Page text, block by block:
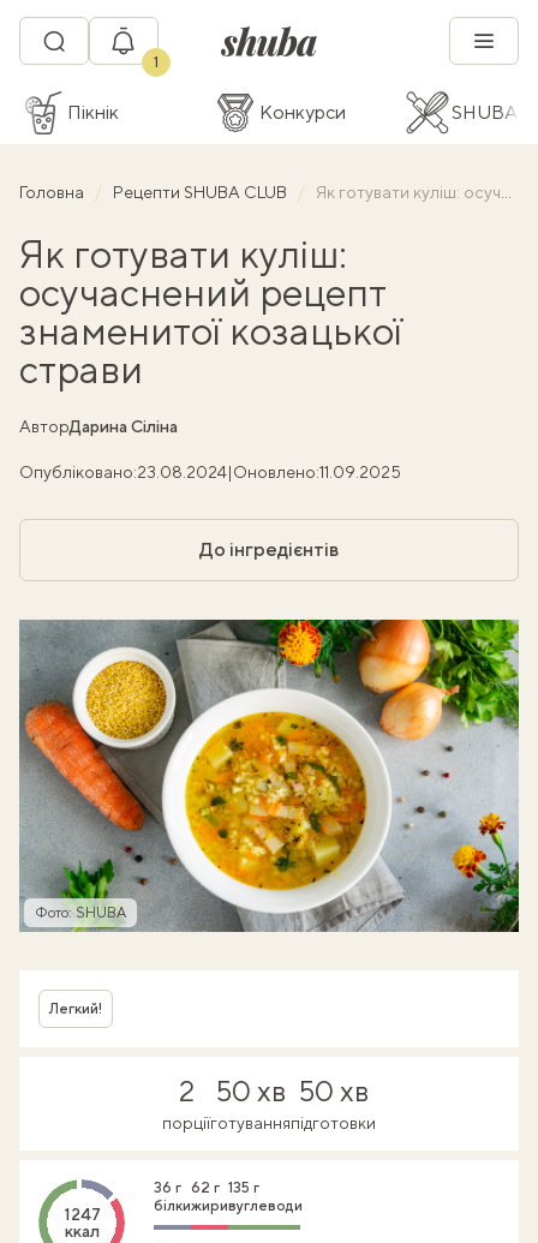
1
Пікнік Конкурси SHUBA
Головна Рецепти SHUBA CLUB Як готувати куліш: осучаснений рецепт знаменитої козацької страви
Як готувати куліш:
осучаснений рецепт
знаменитої козацької
страви
АвторДарина Сіліна
Опубліковано:23.08.2024|Оновлено:11.09.2025
До інгредієнтів
Фото: SHUBA
Легкий!
2
порції
50 хв
готування
50 хв
підготовки
1247
ккал
36 г
білки
62 г
жири
135 г
вуглеводи